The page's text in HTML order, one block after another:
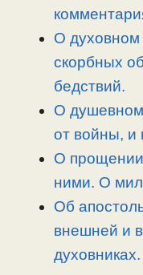
О
скорбных
бедствий.
О
от войны, и
О
ними. О
Об
внешней и
духовниках.